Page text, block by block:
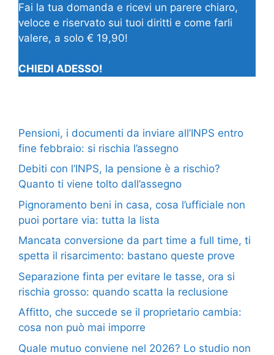
Fai la tua domanda e ricevi un parere chiaro,
veloce e riservato sui tuoi diritti e come farli
valere, a solo € 19,90!
CHIEDI ADESSO!
Pensioni, i documenti da inviare all’INPS entro
fine febbraio: si rischia l’assegno
Debiti con l’INPS, la pensione è a rischio?
Quanto ti viene tolto dall’assegno
Pignoramento beni in casa, cosa l’ufficiale non
puoi portare via: tutta la lista
Mancata conversione da part time a full time, ti
spetta il risarcimento: bastano queste prove
Separazione finta per evitare le tasse, ora si
rischia grosso: quando scatta la reclusione
Affitto, che succede se il proprietario cambia:
cosa non può mai imporre
Quale mutuo conviene nel 2026? Lo studio non